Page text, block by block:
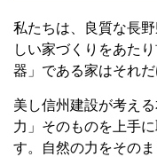
私たちは、良質な長
しい家づくりをあた
器」である家はそれだ
美し信州建設が考え
力」そのものを上手
す。自然の力をその